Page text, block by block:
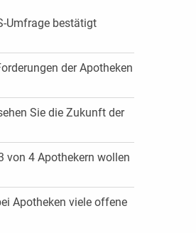
Umfrage bestätigt
der Apotheken
Sie die Zukunft der
von 4 Apothekern wollen
Apotheken viele offene